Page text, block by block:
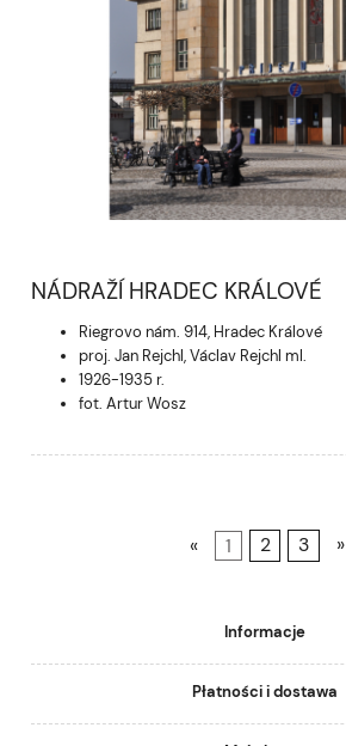
NÁDRAŽÍ HRADEC KRÁLOVÉ
Riegrovo nám. 914, Hradec Králové
proj. Jan Rejchl, Václav Rejchl ml.
1926-1935 r.
fot. Artur Wosz
« 1 2 3 »
Informacje
Płatności i dostawa